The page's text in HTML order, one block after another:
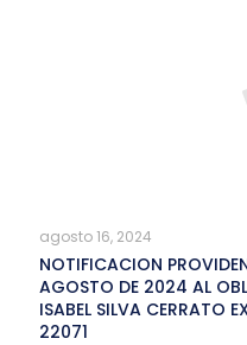
agosto 16, 2024
NOTIFICACION
AGOSTO DE 2024 AL
ISABEL SILVA CERRATO
22071